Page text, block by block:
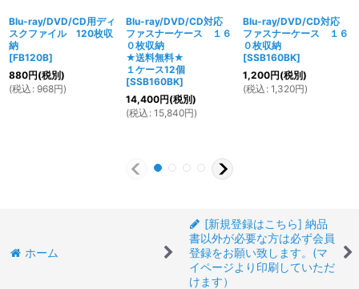
Blu-ray/DVD/CD用ディ
スクファイル 120枚収
納
[FB120B]
880円(税別)
(税込 : 968円)
Blu-ray/DVD/CD対応
ファスナーケース １６
０枚収納
★送料無料★
１ケース12個
[SSB160BK]
14,400円(税別)
(税込 : 15,840円)
Blu-ray/DVD/CD対応
ファスナーケース １６
０枚収納
[SSB160BK]
1,200円(税別)
(税込 : 1,320円)
ホーム
[新規登録はこちら] 納品
書以外が必要な方は必ず会員
登録をお願い致します。(マ
イページより印刷していただ
けます）